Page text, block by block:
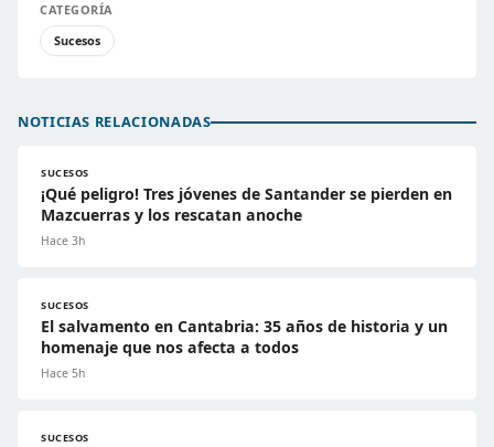
CATEGORÍA
Sucesos
NOTICIAS RELACIONADAS
SUCESOS
¡Qué peligro! Tres jóvenes de Santander se pierden en
Mazcuerras y los rescatan anoche
Hace 3h
SUCESOS
El salvamento en Cantabria: 35 años de historia y un
homenaje que nos afecta a todos
Hace 5h
SUCESOS